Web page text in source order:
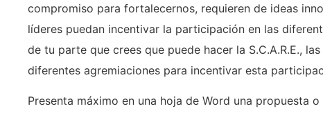
compromiso para fortalecernos, requieren de ideas
líderes puedan incentivar la participación en las
de tu parte que crees que puede hacer la S.C.A.R.E.,
diferentes agremiaciones para incentivar esta
Presenta máximo en una hoja de Word una propuesta